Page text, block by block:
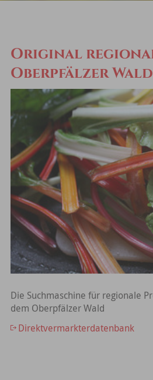
Original regional
Oberpfälzer Wald
Die Suchmaschine für regionale
dem Oberpfälzer Wald
Direktvermarkterdatenbank